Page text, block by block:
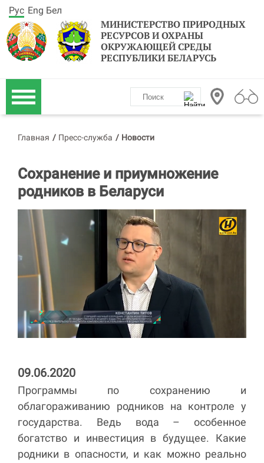
МИНИСТЕРСТВО ПРИРОДНЫХ
РЕСУРСОВ И ОХРАНЫ
ОКРУЖАЮЩЕЙ СРЕДЫ
РЕСПУБЛИКИ БЕЛАРУСЬ
Рус Eng Бел
Главная / Пресс-служба / Новости
Сохранение и приумножение
родников в Беларуси
09.06.2020
Программы по сохранению и
облагораживанию родников на контроле у
государства. Ведь вода – особенное
богатство и инвестиция в будущее. Какие
родники в опасности, и как можно реально